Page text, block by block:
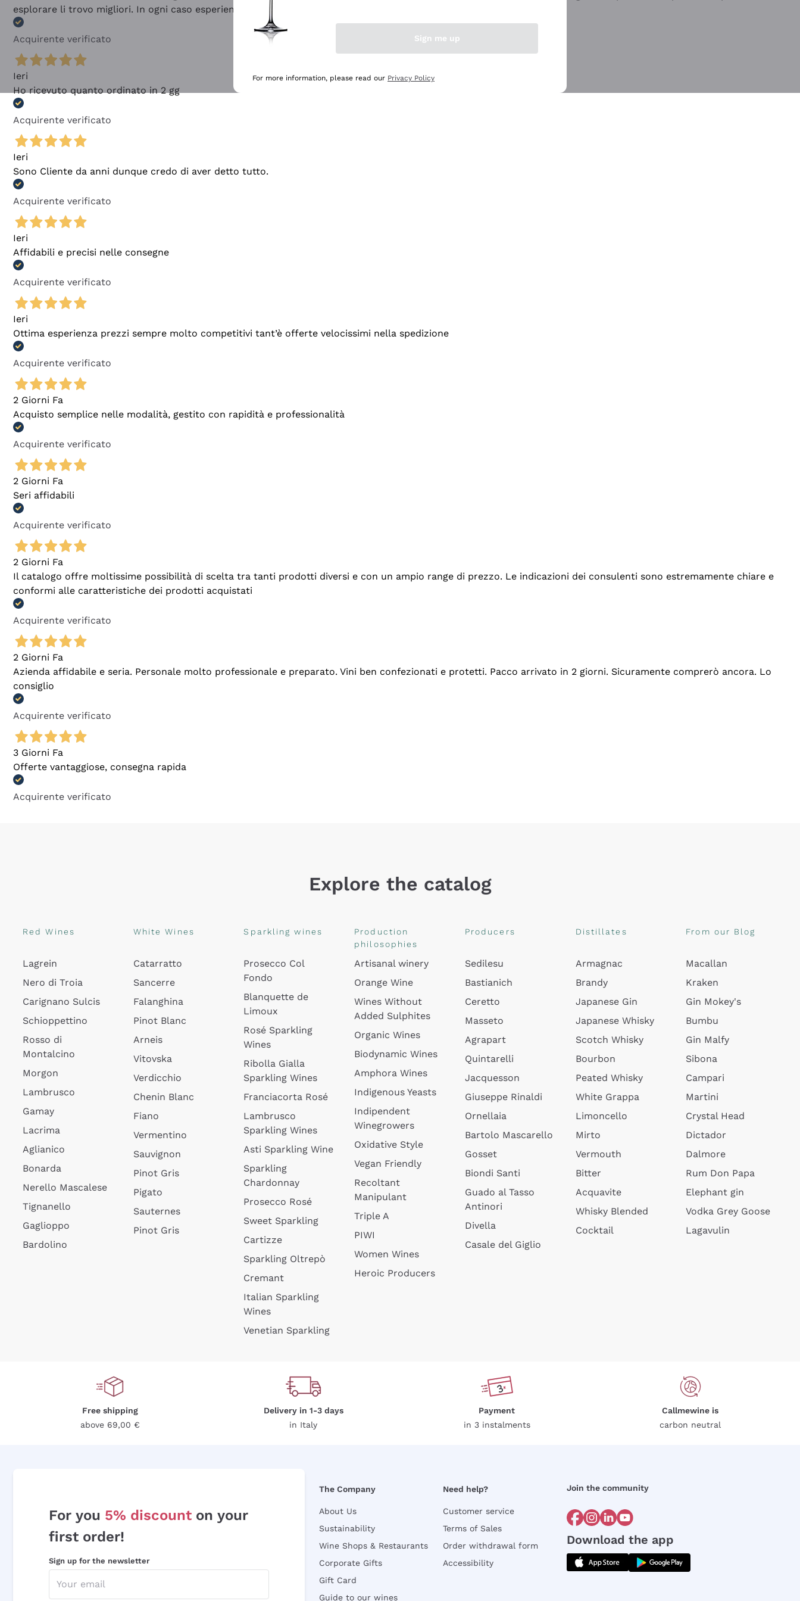
esplorare li trovo migliori. In ogni caso esperienza buona e lo consiglio! 👍
Acquirente verificato
Ieri
Ho ricevuto quanto ordinato in 2 gg
Acquirente verificato
Ieri
Sono Cliente da anni dunque credo di aver detto tutto.
Acquirente verificato
Ieri
Affidabili e precisi nelle consegne
Acquirente verificato
Ieri
Ottima esperienza prezzi sempre molto competitivi tant’è offerte velocissimi nella spedizione
Acquirente verificato
2 Giorni Fa
Acquisto semplice nelle modalità, gestito con rapidità e professionalità
Acquirente verificato
2 Giorni Fa
Seri affidabili
Acquirente verificato
2 Giorni Fa
Il catalogo offre moltissime possibilità di scelta tra tanti prodotti diversi e con un ampio range di prezzo. Le indicazioni dei consulenti sono estremamente chiare e
conformi alle caratteristiche dei prodotti acquistati
Acquirente verificato
2 Giorni Fa
Azienda affidabile e seria. Personale molto professionale e preparato. Vini ben confezionati e protetti. Pacco arrivato in 2 giorni. Sicuramente comprerò ancora. Lo
consiglio
Acquirente verificato
3 Giorni Fa
Offerte vantaggiose, consegna rapida
Acquirente verificato
Explore the catalog
Red Wines
Lagrein
Nero di Troia
Carignano Sulcis
Schioppettino
Rosso di
Montalcino
Morgon
Lambrusco
Gamay
Lacrima
Aglianico
Bonarda
Nerello Mascalese
Tignanello
Gaglioppo
Bardolino
White Wines
Catarratto
Sancerre
Falanghina
Pinot Blanc
Arneis
Vitovska
Verdicchio
Chenin Blanc
Fiano
Vermentino
Sauvignon
Pinot Gris
Pigato
Sauternes
Pinot Gris
Sparkling wines
Prosecco Col
Fondo
Blanquette de
Limoux
Rosé Sparkling
Wines
Ribolla Gialla
Sparkling Wines
Franciacorta Rosé
Lambrusco
Sparkling Wines
Asti Sparkling Wine
Sparkling
Chardonnay
Prosecco Rosé
Sweet Sparkling
Cartizze
Sparkling Oltrepò
Cremant
Italian Sparkling
Wines
Venetian Sparkling
Production
philosophies
Artisanal winery
Orange Wine
Wines Without
Added Sulphites
Organic Wines
Biodynamic Wines
Amphora Wines
Indigenous Yeasts
Indipendent
Winegrowers
Oxidative Style
Vegan Friendly
Recoltant
Manipulant
Triple A
PIWI
Women Wines
Heroic Producers
Producers
Sedilesu
Bastianich
Ceretto
Masseto
Agrapart
Quintarelli
Jacquesson
Giuseppe Rinaldi
Ornellaia
Bartolo Mascarello
Gosset
Biondi Santi
Guado al Tasso
Antinori
Divella
Casale del Giglio
Distillates
Armagnac
Brandy
Japanese Gin
Japanese Whisky
Scotch Whisky
Bourbon
Peated Whisky
White Grappa
Limoncello
Mirto
Vermouth
Bitter
Acquavite
Whisky Blended
Cocktail
From our Blog
Macallan
Kraken
Gin Mokey's
Bumbu
Gin Malfy
Sibona
Campari
Martini
Crystal Head
Dictador
Dalmore
Rum Don Papa
Elephant gin
Vodka Grey Goose
Lagavulin
Free shipping
above 69,00 €
Delivery in 1-3 days
in Italy
Payment
in 3 instalments
Callmewine is
carbon neutral
For you 5% discount on your
first order!
Sign up for the newsletter
The Company
About Us
Sustainability
Wine Shops & Restaurants
Corporate Gifts
Gift Card
Guide to our wines
Need help?
Customer service
Terms of Sales
Order withdrawal form
Accessibility
Join the community
Download the app
Sign me up
For more information, please read our Privacy Policy